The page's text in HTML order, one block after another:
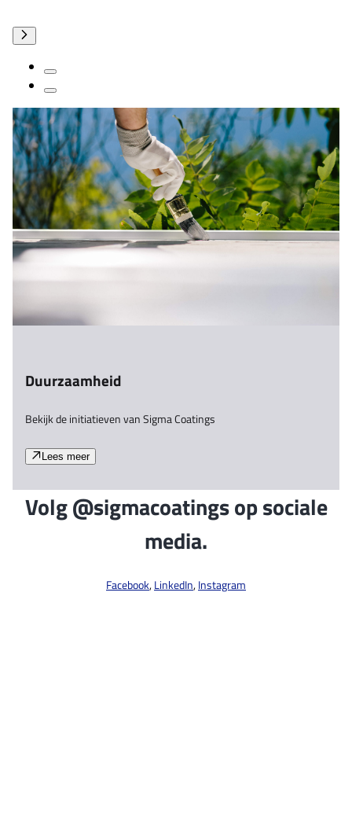
Duurzaamheid
Bekijk de initiatieven van Sigma Coatings
Lees meer
Volg @sigmacoatings op sociale
media.
Facebook,LinkedIn,Instagram